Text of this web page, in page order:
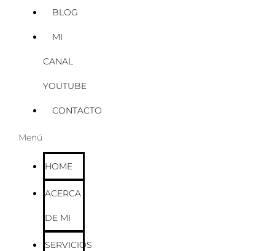
BLOG
MI
CANAL
YOUTUBE
CONTACTO
Menú
HOME
ACERCA
DE MI
SERVICIOS